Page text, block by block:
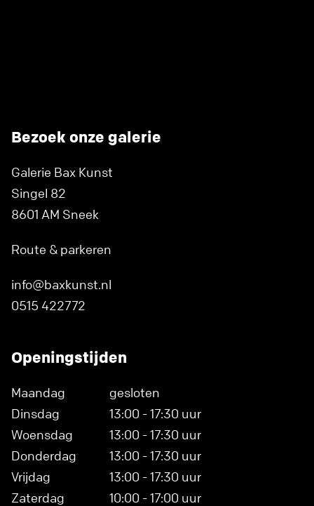
Bezoek onze galerie
Galerie Bax Kunst
Singel 82
8601 AM Sneek
Route & parkeren
info@baxkunst.nl
0515 422772
Openingstijden
Maandag
gesloten
Dinsdag
13:00 - 17:30 uur
Woensdag
13:00 - 17:30 uur
Donderdag
13:00 - 17:30 uur
Vrijdag
13:00 - 17:30 uur
Zaterdag
10:00 - 17:00 uur